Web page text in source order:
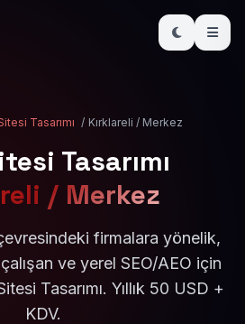
Tasarımı / Kırklareli / Merkez
Tasarımı
/ Merkez
firmalara yönelik,
ve yerel SEO/AEO için
Tasarımı. Yıllık 50 USD +
KDV.